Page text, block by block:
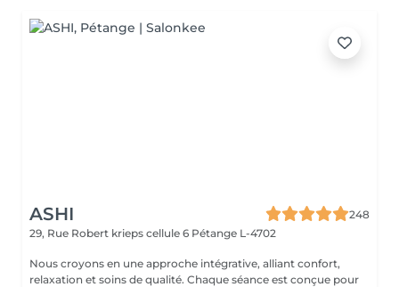
ASHI
248
29, Rue Robert krieps cellule 6 Pétange L-4702
Nous croyons en une approche intégrative, alliant confort,
relaxation et soins de qualité. Chaque séance est conçue pour